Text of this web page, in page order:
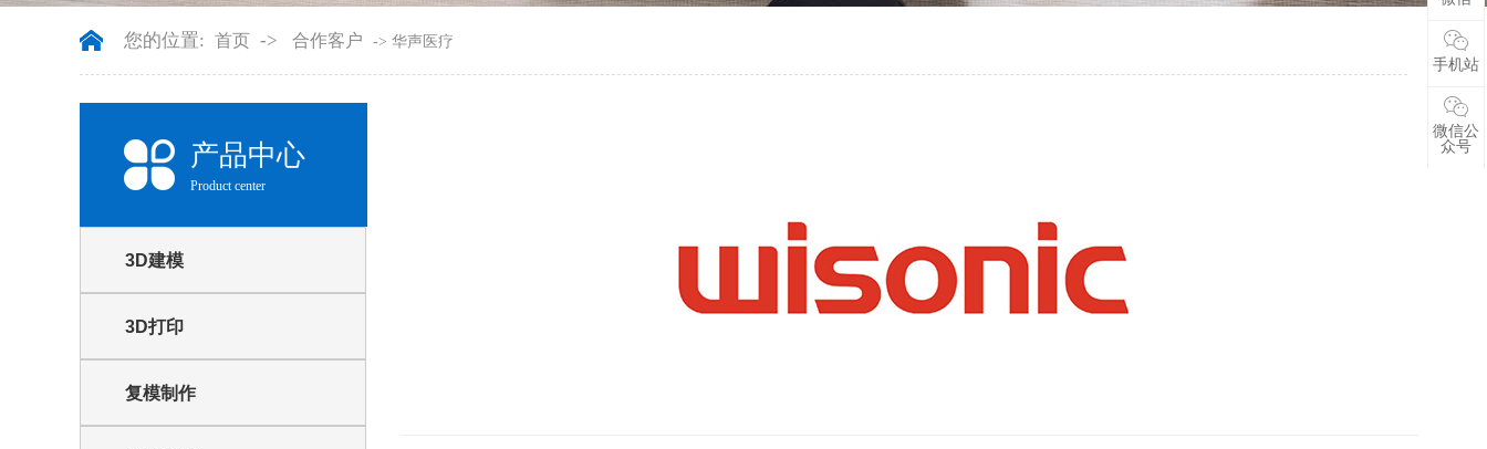
您的位置: 首页 -> 合作客户 -> 华声医疗
产品中心
Product center
3D建模
3D打印
复模制作
手机站
微信公
众号